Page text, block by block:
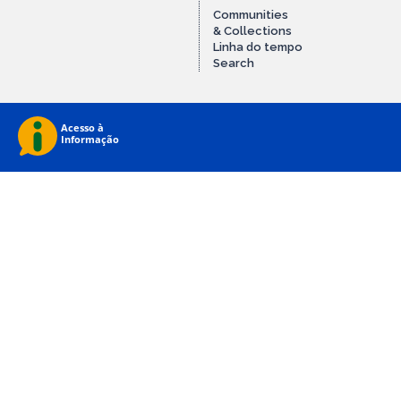
Communities
& Collections
Linha do tempo
Search